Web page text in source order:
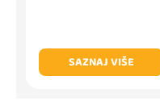
SAZNAJ VIŠE